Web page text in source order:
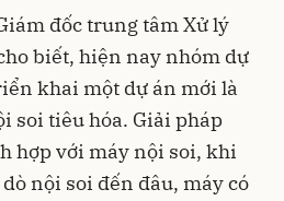
đốc trung tâm Xử lý
biết, hiện nay nhóm dự
khai một dự án mới là
soi tiêu hóa. Giải pháp
hợp với máy nội soi, khi
nội soi đến đâu, máy có